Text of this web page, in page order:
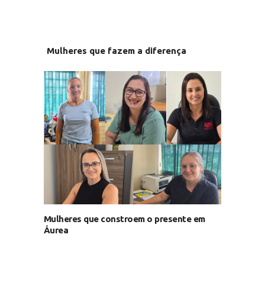
Mulheres que fazem a diferença
Mulheres que constroem o presente em
Áurea